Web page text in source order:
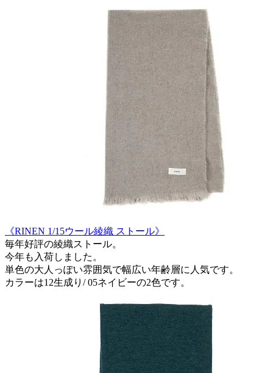
《RINEN 1/15ウール綾織 ストール》
毎年好評の綾織ストール。
今年も入荷しました。
単色の大人っぽい雰囲気で幅広い年齢層に人気です。
カラーは12生成り/ 05ネイビーの2色です。